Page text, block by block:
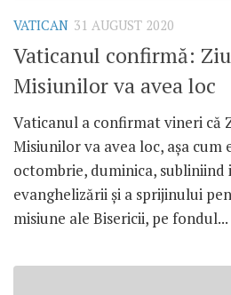
VATICAN 31 AUGUST 2020
Vaticanul confirmă:
Misiunilor va avea loc
Vaticanul a confirmat vineri că
Misiunilor va avea loc, așa cum
octombrie, duminica,
evanghelizării și a sprijinului
misiune ale Bisericii, pe fondul...